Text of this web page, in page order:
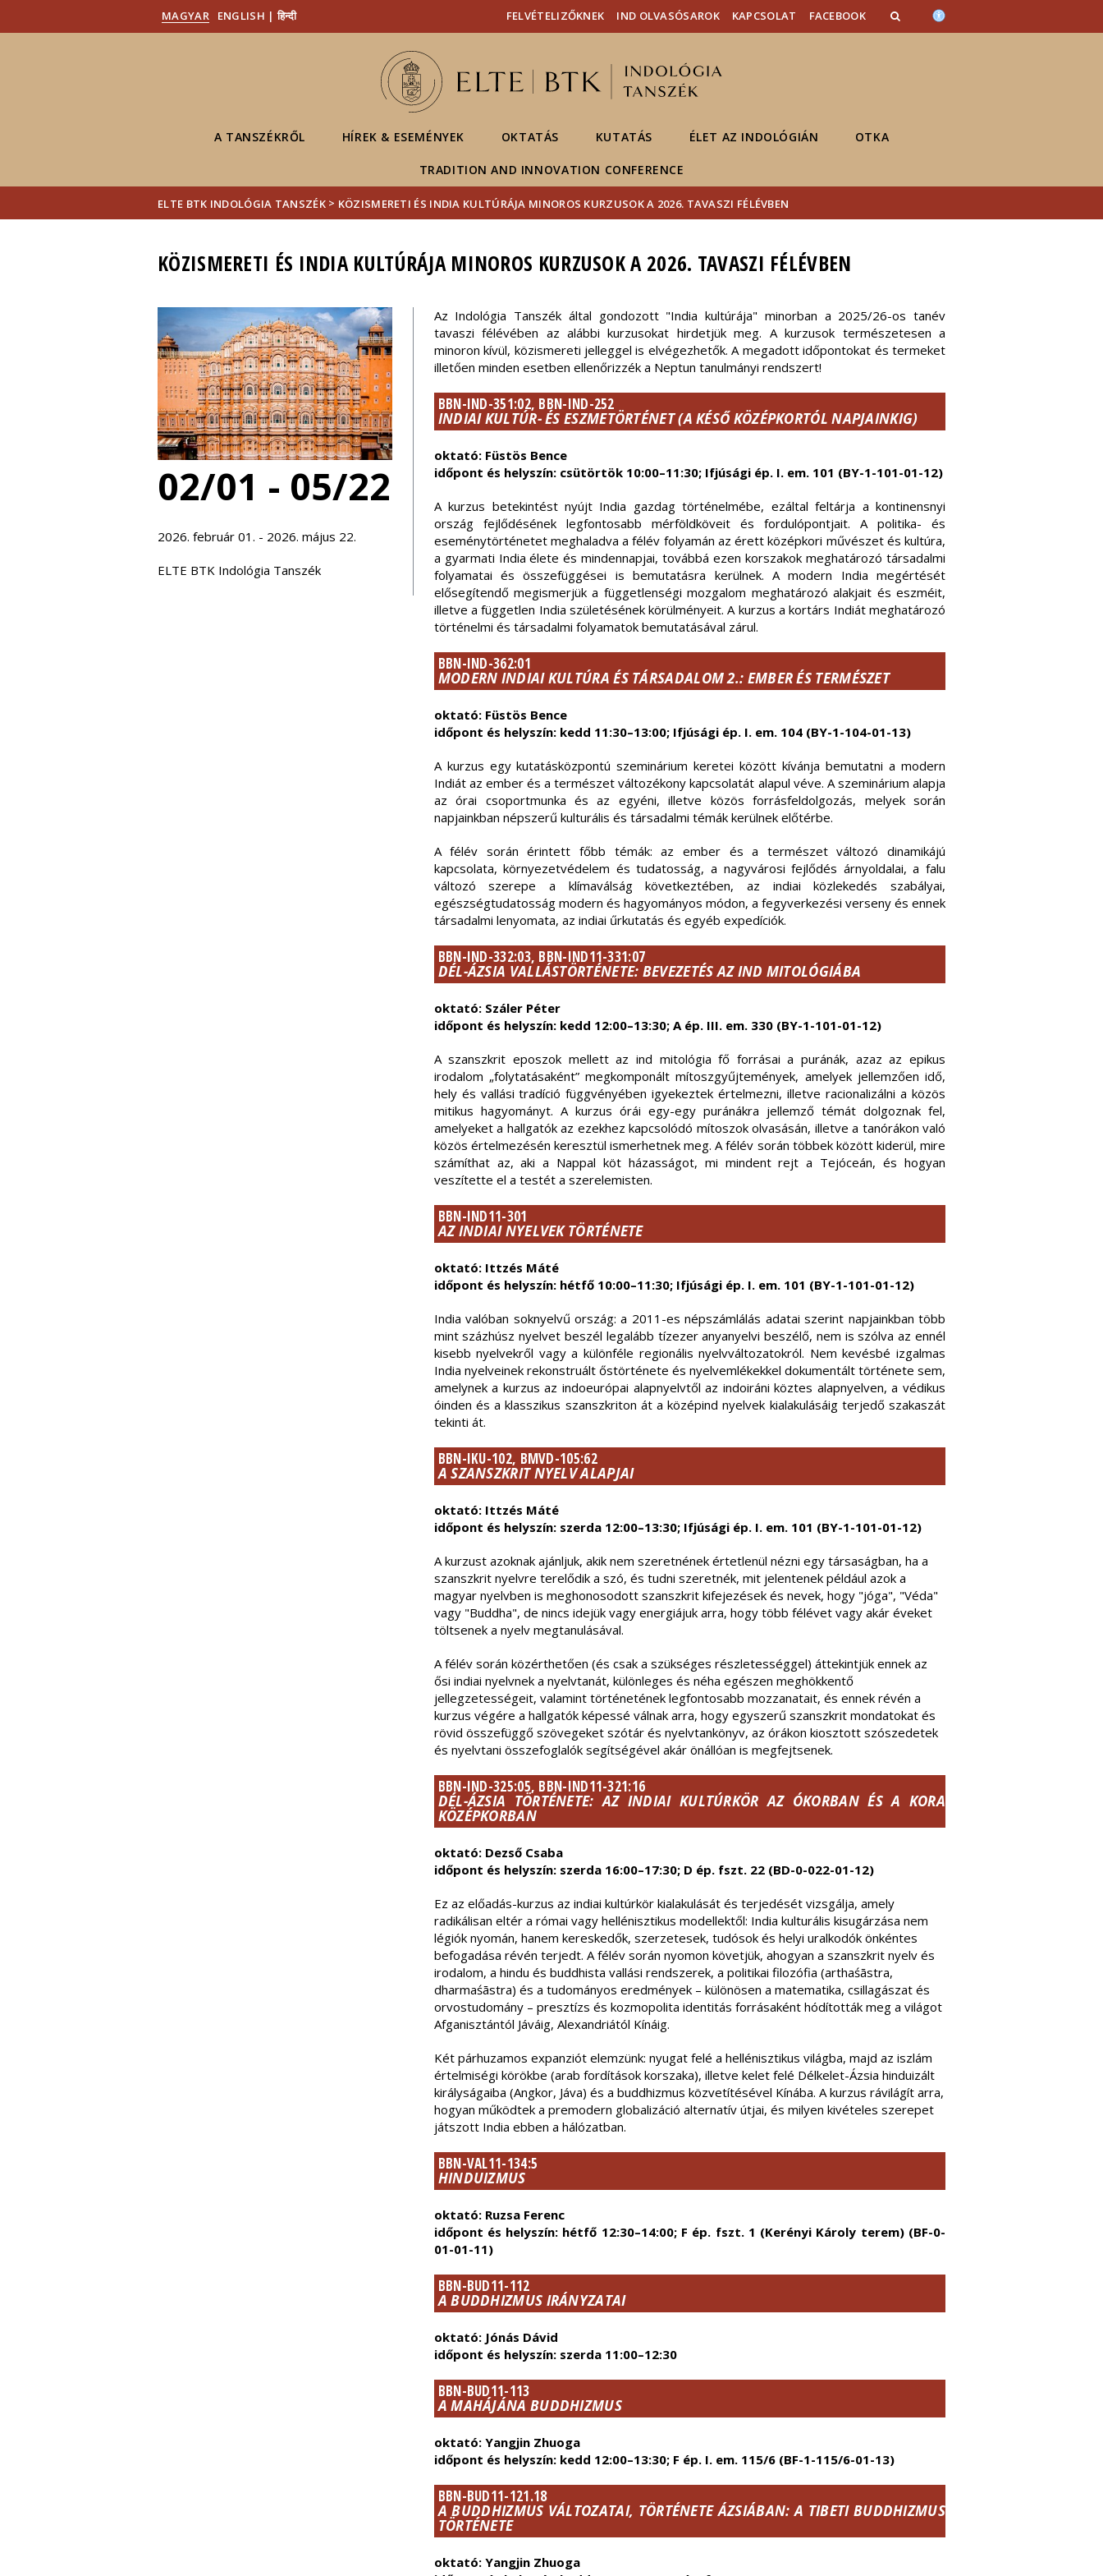
Hírek
Események
ELTE a
MAGYAR ENGLISH | हिन्दी FELVÉTELIZŐKNEK IND OLVASÓSAROK KAPCSOLAT FACEBOOK
A TANSZÉKRŐL HÍREK & ESEMÉNYEK OKTATÁS KUTATÁS ÉLET AZ INDOLÓGIÁN OTKA
TRADITION AND INNOVATION CONFERENCE
ELTE BTK INDOLÓGIA TANSZÉK > KÖZISMERETI ÉS INDIA KULTÚRÁJA MINOROS KURZUSOK A 2026. TAVASZI FÉLÉVBEN
KÖZISMERETI ÉS INDIA KULTÚRÁJA MINOROS KURZUSOK A 2026. TAVASZI FÉLÉVBEN
02/01 - 05/22
2026. február 01. - 2026. május 22.
ELTE BTK Indológia Tanszék
Az Indológia Tanszék által gondozott "India kultúrája" minorban a 2025/26-os tanév
tavaszi félévében az alábbi kurzusokat hirdetjük meg. A kurzusok természetesen a
minoron kívül, közismereti jelleggel is elvégezhetők. A megadott időpontokat és termeket
illetően minden esetben ellenőrizzék a Neptun tanulmányi rendszert!
BBN-IND-351:02, BBN-IND-252
INDIAI KULTÚR- ÉS ESZMETÖRTÉNET (A KÉSŐ KÖZÉPKORTÓL NAPJAINKIG)
oktató: Füstös Bence
időpont és helyszín: csütörtök 10:00–11:30; Ifjúsági ép. I. em. 101 (BY-1-101-01-12)
A kurzus betekintést nyújt India gazdag történelmébe, ezáltal feltárja a kontinensnyi
ország fejlődésének legfontosabb mérföldköveit és fordulópontjait. A politika- és
eseménytörténetet meghaladva a félév folyamán az érett középkori művészet és kultúra,
a gyarmati India élete és mindennapjai, továbbá ezen korszakok meghatározó társadalmi
folyamatai és összefüggései is bemutatásra kerülnek. A modern India megértését
elősegítendő megismerjük a függetlenségi mozgalom meghatározó alakjait és eszméit,
illetve a független India születésének körülményeit. A kurzus a kortárs Indiát meghatározó
történelmi és társadalmi folyamatok bemutatásával zárul.
BBN-IND-362:01
MODERN INDIAI KULTÚRA ÉS TÁRSADALOM 2.: EMBER ÉS TERMÉSZET
oktató: Füstös Bence
időpont és helyszín: kedd 11:30–13:00; Ifjúsági ép. I. em. 104 (BY-1-104-01-13)
A kurzus egy kutatásközpontú szeminárium keretei között kívánja bemutatni a modern
Indiát az ember és a természet változékony kapcsolatát alapul véve. A szeminárium alapja
az órai csoportmunka és az egyéni, illetve közös forrásfeldolgozás, melyek során
napjainkban népszerű kulturális és társadalmi témák kerülnek előtérbe.
A félév során érintett főbb témák: az ember és a természet változó dinamikájú
kapcsolata, környezetvédelem és tudatosság, a nagyvárosi fejlődés árnyoldalai, a falu
változó szerepe a klímaválság következtében, az indiai közlekedés szabályai,
egészségtudatosság modern és hagyományos módon, a fegyverkezési verseny és ennek
társadalmi lenyomata, az indiai űrkutatás és egyéb expedíciók.
BBN-IND-332:03, BBN-IND11-331:07
DÉL-ÁZSIA VALLÁSTÖRTÉNETE: BEVEZETÉS AZ IND MITOLÓGIÁBA
oktató: Száler Péter
időpont és helyszín: kedd 12:00–13:30; A ép. III. em. 330 (BY-1-101-01-12)
A szanszkrit eposzok mellett az ind mitológia fő forrásai a puránák, azaz az epikus
irodalom „folytatásaként” megkomponált mítoszgyűjtemények, amelyek jellemzően idő,
hely és vallási tradíció függvényében igyekeztek értelmezni, illetve racionalizálni a közös
mitikus hagyományt. A kurzus órái egy-egy puránákra jellemző témát dolgoznak fel,
amelyeket a hallgatók az ezekhez kapcsolódó mítoszok olvasásán, illetve a tanórákon való
közös értelmezésén keresztül ismerhetnek meg. A félév során többek között kiderül, mire
számíthat az, aki a Nappal köt házasságot, mi mindent rejt a Tejóceán, és hogyan
veszítette el a testét a szerelemisten.
BBN-IND11-301
AZ INDIAI NYELVEK TÖRTÉNETE
oktató: Ittzés Máté
időpont és helyszín: hétfő 10:00–11:30; Ifjúsági ép. I. em. 101 (BY-1-101-01-12)
India valóban soknyelvű ország: a 2011-es népszámlálás adatai szerint napjainkban több
mint százhúsz nyelvet beszél legalább tízezer anyanyelvi beszélő, nem is szólva az ennél
kisebb nyelvekről vagy a különféle regionális nyelvváltozatokról. Nem kevésbé izgalmas
India nyelveinek rekonstruált őstörténete és nyelvemlékekkel dokumentált története sem,
amelynek a kurzus az indoeurópai alapnyelvtől az indoiráni köztes alapnyelven, a védikus
óinden és a klasszikus szanszkriton át a középind nyelvek kialakulásáig terjedő szakaszát
tekinti át.
BBN-IKU-102, BMVD-105:62
A SZANSZKRIT NYELV ALAPJAI
oktató: Ittzés Máté
időpont és helyszín: szerda 12:00–13:30; Ifjúsági ép. I. em. 101 (BY-1-101-01-12)
A kurzust azoknak ajánljuk, akik nem szeretnének értetlenül nézni egy társaságban, ha a
szanszkrit nyelvre terelődik a szó, és tudni szeretnék, mit jelentenek például azok a
magyar nyelvben is meghonosodott szanszkrit kifejezések és nevek, hogy "jóga", "Véda"
vagy "Buddha", de nincs idejük vagy energiájuk arra, hogy több félévet vagy akár éveket
töltsenek a nyelv megtanulásával.
A félév során közérthetően (és csak a szükséges részletességgel) áttekintjük ennek az
ősi indiai nyelvnek a nyelvtanát, különleges és néha egészen meghökkentő
jellegzetességeit, valamint történetének legfontosabb mozzanatait, és ennek révén a
kurzus végére a hallgatók képessé válnak arra, hogy egyszerű szanszkrit mondatokat és
rövid összefüggő szövegeket szótár és nyelvtankönyv, az órákon kiosztott szószedetek
és nyelvtani összefoglalók segítségével akár önállóan is megfejtsenek.
BBN-IND-325:05, BBN-IND11-321:16
DÉL-ÁZSIA TÖRTÉNETE: AZ INDIAI KULTÚRKÖR AZ ÓKORBAN ÉS A KORA
KÖZÉPKORBAN
oktató: Dezső Csaba
időpont és helyszín: szerda 16:00–17:30; D ép. fszt. 22 (BD-0-022-01-12)
Ez az előadás-kurzus az indiai kultúrkör kialakulását és terjedését vizsgálja, amely
radikálisan eltér a római vagy hellénisztikus modellektől: India kulturális kisugárzása nem
légiók nyomán, hanem kereskedők, szerzetesek, tudósok és helyi uralkodók önkéntes
befogadása révén terjedt. A félév során nyomon követjük, ahogyan a szanszkrit nyelv és
irodalom, a hindu és buddhista vallási rendszerek, a politikai filozófia (arthaśāstra,
dharmaśāstra) és a tudományos eredmények – különösen a matematika, csillagászat és
orvostudomány – presztízs és kozmopolita identitás forrásaként hódították meg a világot
Afganisztántól Jáváig, Alexandriától Kínáig.
Két párhuzamos expanziót elemzünk: nyugat felé a hellénisztikus világba, majd az iszlám
értelmiségi körökbe (arab fordítások korszaka), illetve kelet felé Délkelet-Ázsia hinduizált
királyságaiba (Angkor, Jáva) és a buddhizmus közvetítésével Kínába. A kurzus rávilágít arra,
hogyan működtek a premodern globalizáció alternatív útjai, és milyen kivételes szerepet
játszott India ebben a hálózatban.
BBN-VAL11-134:5
HINDUIZMUS
oktató: Ruzsa Ferenc
időpont és helyszín: hétfő 12:30–14:00; F ép. fszt. 1 (Kerényi Károly terem) (BF-0-
01-01-11)
BBN-BUD11-112
A BUDDHIZMUS IRÁNYZATAI
oktató: Jónás Dávid
időpont és helyszín: szerda 11:00–12:30
BBN-BUD11-113
A MAHÁJÁNA BUDDHIZMUS
oktató: Yangjin Zhuoga
időpont és helyszín: kedd 12:00–13:30; F ép. I. em. 115/6 (BF-1-115/6-01-13)
BBN-BUD11-121.18
A BUDDHIZMUS VÁLTOZATAI, TÖRTÉNETE ÁZSIÁBAN: A TIBETI BUDDHIZMUS
TÖRTÉNETE
oktató: Yangjin Zhuoga